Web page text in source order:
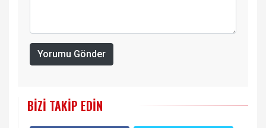
Yorumu Gönder
BIZI TAKIP EDIN